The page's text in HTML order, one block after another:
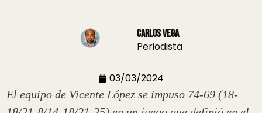
Carlos Vega
Periodista
03/03/2024
El equipo de Vicente López se impuso 74-69 (18-